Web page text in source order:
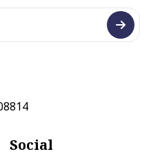
Social